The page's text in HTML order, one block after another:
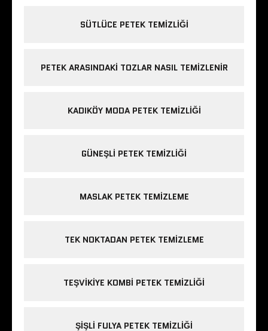
SÜTLÜCE PETEK TEMIZLIĞI
PETEK ARASINDAKI TOZLAR NASIL TEMIZLENIR
KADIKÖY MODA PETEK TEMIZLIĞI
GÜNEŞLI PETEK TEMIZLIĞI
MASLAK PETEK TEMIZLEME
TEK NOKTADAN PETEK TEMIZLEME
TEŞVIKIYE KOMBI PETEK TEMIZLIĞI
ŞIŞLI FULYA PETEK TEMIZLIĞI